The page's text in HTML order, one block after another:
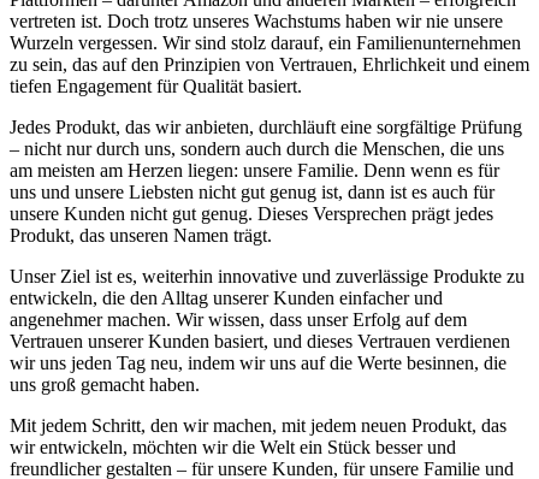
vertreten ist. Doch trotz unseres Wachstums haben wir nie unsere
Wurzeln vergessen. Wir sind stolz darauf, ein Familienunternehmen
zu sein, das auf den Prinzipien von Vertrauen, Ehrlichkeit und einem
tiefen Engagement für Qualität basiert.
Jedes Produkt, das wir anbieten, durchläuft eine sorgfältige Prüfung
– nicht nur durch uns, sondern auch durch die Menschen, die uns
am meisten am Herzen liegen: unsere Familie. Denn wenn es für
uns und unsere Liebsten nicht gut genug ist, dann ist es auch für
unsere Kunden nicht gut genug. Dieses Versprechen prägt jedes
Produkt, das unseren Namen trägt.
Unser Ziel ist es, weiterhin innovative und zuverlässige Produkte zu
entwickeln, die den Alltag unserer Kunden einfacher und
angenehmer machen. Wir wissen, dass unser Erfolg auf dem
Vertrauen unserer Kunden basiert, und dieses Vertrauen verdienen
wir uns jeden Tag neu, indem wir uns auf die Werte besinnen, die
uns groß gemacht haben.
Mit jedem Schritt, den wir machen, mit jedem neuen Produkt, das
wir entwickeln, möchten wir die Welt ein Stück besser und
freundlicher gestalten – für unsere Kunden, für unsere Familie und